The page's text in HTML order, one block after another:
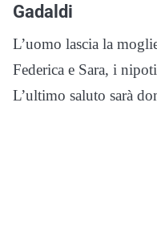
Gadaldi
L’uomo lascia la
Federica e Sara, i
L’ultimo saluto sarà